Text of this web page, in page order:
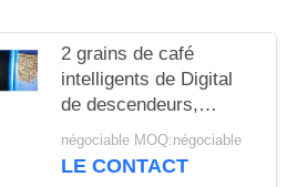
2 grains de café
intelligents de Digital
de descendeurs,
trieuse de couleur
d'arachide
négociable MOQ:négociable
LE CONTACT